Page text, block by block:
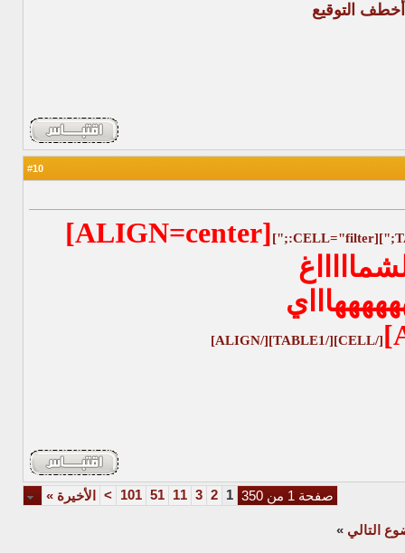
أخطف التوقيع
10
[ALIGN=center]
[/CELL][/TABLE1][/ALIGN]
صفحة 1 من 350 1
2
3
11
51
101
> الأخيرة »
التالي »